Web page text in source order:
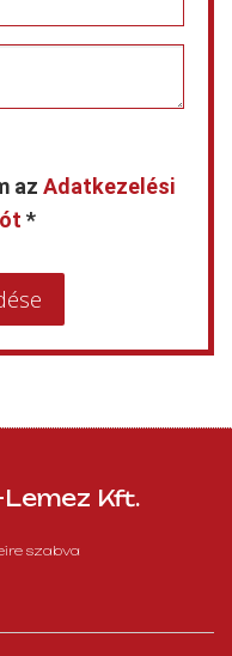
az Adatkezelési
*
Kft.
szabva